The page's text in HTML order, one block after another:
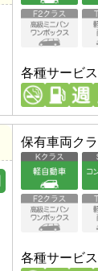
各種サービス
保有車両ク
各種サービス